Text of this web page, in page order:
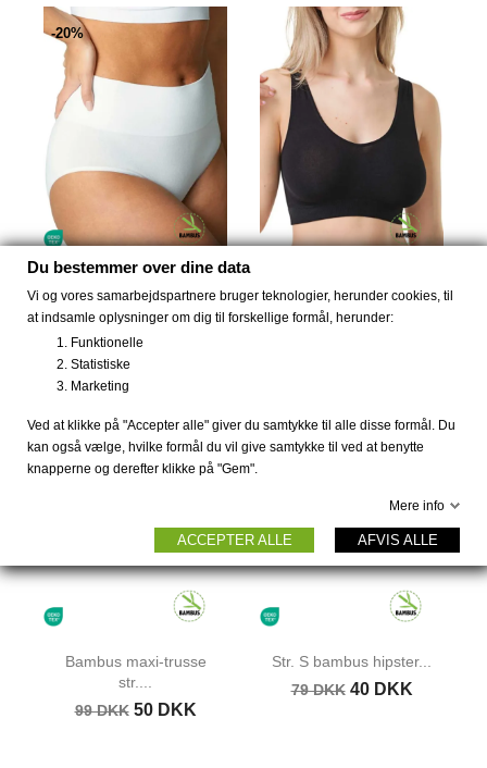
99 DKK 79 DKK
-20%
Soft...
Bambus maxi-trusse
str....
99 DKK 50 DKK
Str. S bambus hipster...
79 DKK 40 DKK
Du bestemmer over dine data
Vi og vores samarbejdspartnere bruger teknologier, herunder cookies, til
at indsamle oplysninger om dig til forskellige formål, herunder:
Funktionelle
Statistiske
Marketing
Ved at klikke på "Accepter alle" giver du samtykke til alle disse formål. Du
kan også vælge, hvilke formål du vil give samtykke til ved at benytte
knapperne og derefter klikke på "Gem".
Mere info
ACCEPTER ALLE AFVIS ALLE